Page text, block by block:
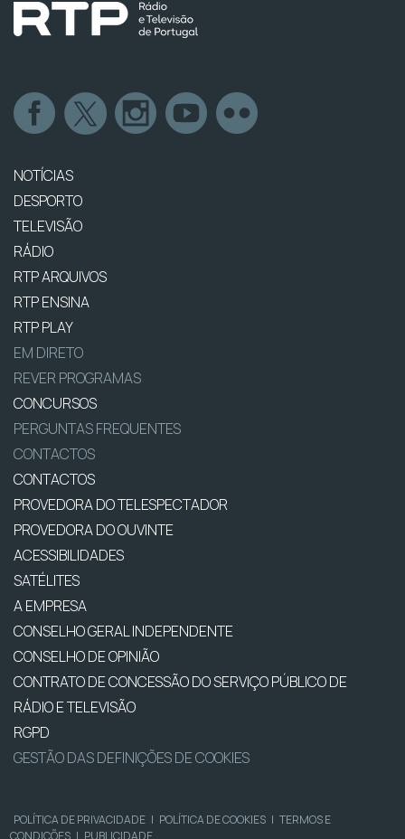
NOTÍCIAS
DESPORTO
TELEVISÃO
RÁDIO
RTP ARQUIVOS
RTP ENSINA
RTP PLAY
EM DIRETO
REVER PROGRAMAS
CONCURSOS
PERGUNTAS FREQUENTES
CONTACTOS
CONTACTOS
PROVEDORA DO TELESPECTADOR
PROVEDORA DO OUVINTE
ACESSIBILIDADES
SATÉLITES
A EMPRESA
CONSELHO GERAL INDEPENDENTE
CONSELHO DE OPINIÃO
CONTRATO DE CONCESSÃO DO SERVIÇO PÚBLICO DE
RÁDIO E TELEVISÃO
RGPD
GESTÃO DAS DEFINIÇÕES DE COOKIES
POLÍTICA DE PRIVACIDADE | POLÍTICA DE COOKIES | TERMOS E
CONDIÇÕES | PUBLICIDADE